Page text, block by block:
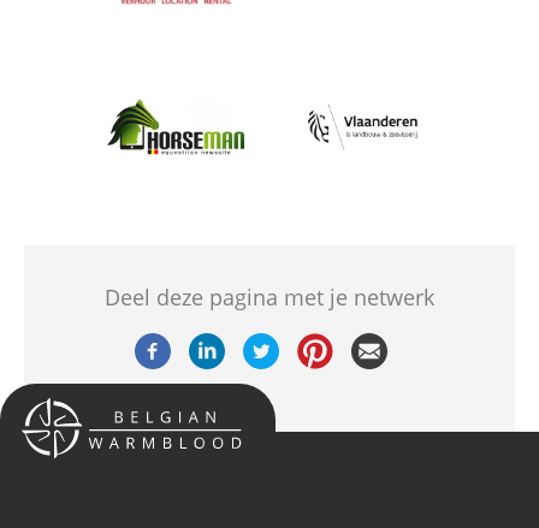
Afbeelding Afbeelding
Deel deze pagina met je netwerk